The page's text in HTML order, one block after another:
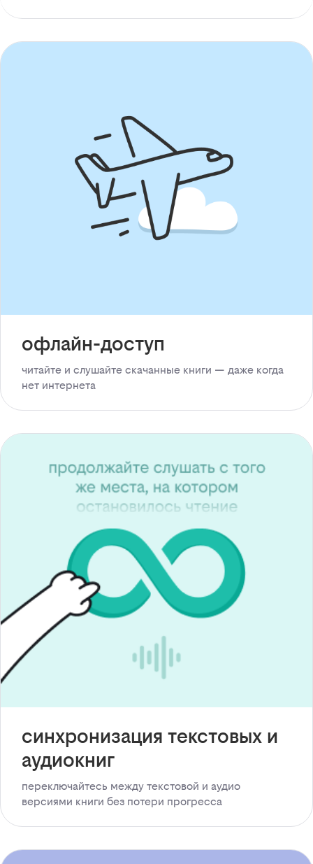
офлайн-доступ
читайте и слушайте скачанные книги — даже когда
нет интернета
синхронизация текстовых и
аудиокниг
переключайтесь между текстовой и аудио
версиями книги без потери прогресса